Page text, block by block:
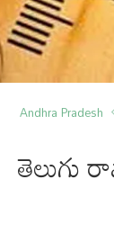
Andhra Pradesh
తెలుగు